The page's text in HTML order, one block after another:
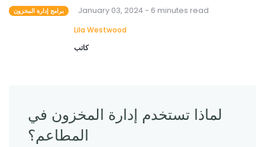
برامج إدارة المخزون
January 03, 2024 - 6 minutes read
Lila Westwood
كاتب
لماذا تستخدم إدارة المخزون في
المطاعم؟